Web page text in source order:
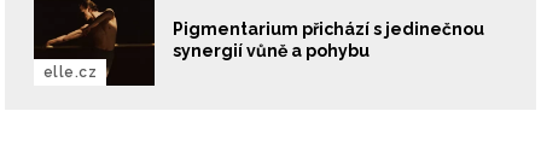
Pigmentarium přichází s jedinečnou
synergií vůně a pohybu
elle.cz